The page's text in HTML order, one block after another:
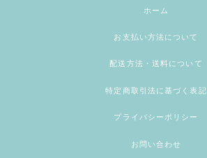
ホーム
お支払い方法について
配送方法・送料について
特定商取引法に基づく表記
プライバシーポリシー
お問い合わせ